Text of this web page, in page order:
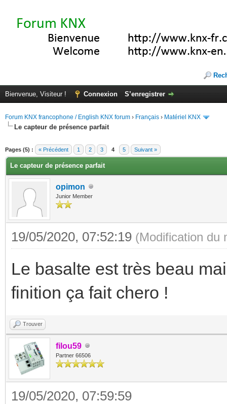
Bienvenue, Visiteur ! Connexion S’enregistrer
Forum KNX francophone / English KNX forum › Français › Matériel KNX
Le capteur de présence parfait
Pages (5) : « Précédent 1 2 3 4 5 Suivant »
Le capteur de présence parfait
opimon
Junior Member
19/05/2020, 07:52:19 (Modification du
Le basalte est très beau
finition ça fait chero !
Trouver
filou59
Partner 66506
19/05/2020, 07:59:59